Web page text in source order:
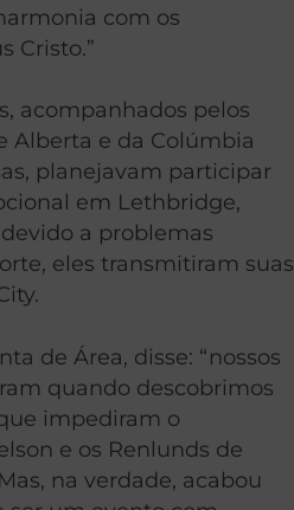
com os
Cristo.”
acompanhados pelos
Alberta e da Colúmbia
planejavam participar
em Lethbridge,
a problemas
eles transmitiram suas
de Área, disse: “nossos
quando descobrimos
impediram o
e os Renlunds de
na verdade, acabou